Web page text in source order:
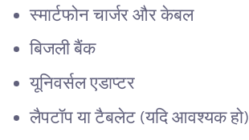
स्मार्टफोन चार्जर और केबल
बिजली बैंक
यूनिवर्सल एडाप्टर
लैपटॉप या टैबलेट (यदि आवश्यक हो)